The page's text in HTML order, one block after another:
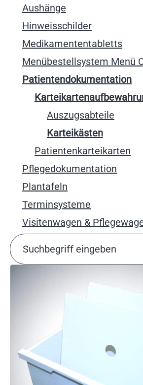
Aushänge
Hinweisschilder
Medikamententabletts
Menübestellsystem Menü
Patientendokumentation
Auszugsabteile
Karteikästen
Patientenkarteikarten
Pflegedokumentation
Plantafeln
Terminsysteme
Visitenwagen &